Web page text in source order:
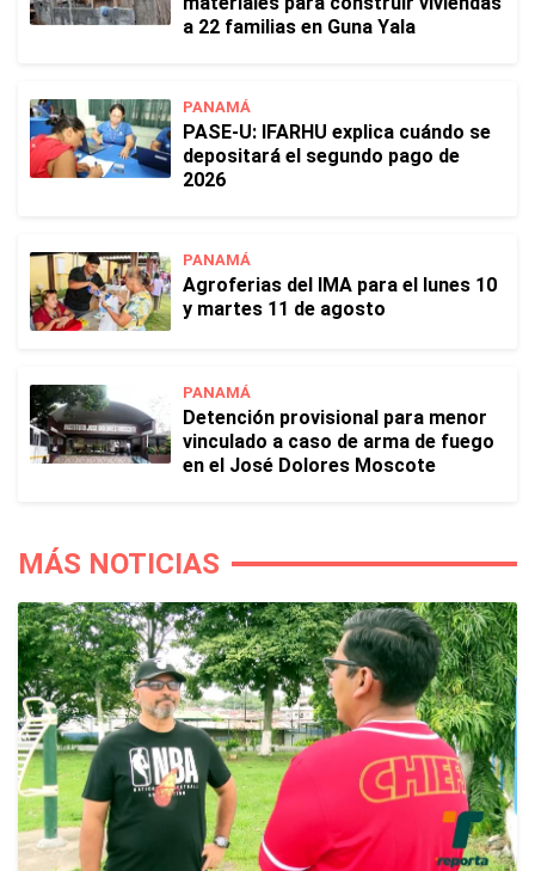
a 22 familias en Guna Yala
PANAMÁ
PASE-U: IFARHU explica cuándo se
depositará el segundo pago de
2026
PANAMÁ
Agroferias del IMA para el lunes 10
y martes 11 de agosto
PANAMÁ
Detención provisional para menor
vinculado a caso de arma de fuego
en el José Dolores Moscote
MÁS NOTICIAS